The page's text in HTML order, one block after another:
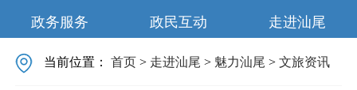
政务服务
政民互动 走进汕尾
当前位置：首页 > 走进汕尾 > 魅力汕尾 >文旅资讯